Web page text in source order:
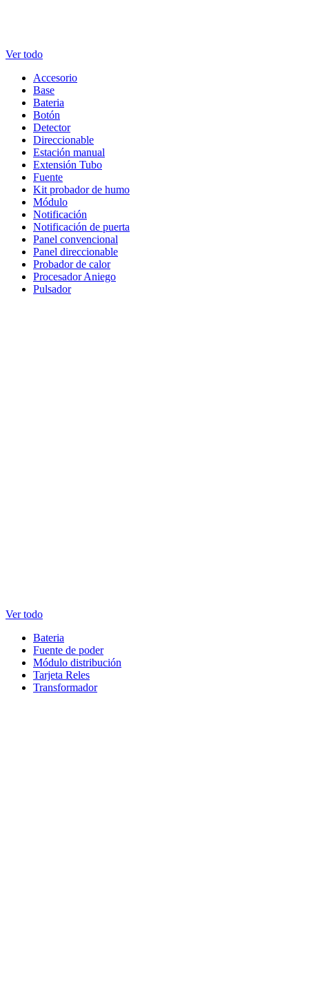
Ver todo
Accesorio
Base
Bateria
Botón
Detector
Direccionable
Estación manual
Extensión Tubo
Fuente
Kit probador de humo
Módulo
Notificación
Notificación de puerta
Panel convencional
Panel direccionable
Probador de calor
Procesador Aniego
Pulsador
Ver todo
Bateria
Fuente de poder
Módulo distribución
Tarjeta Reles
Transformador